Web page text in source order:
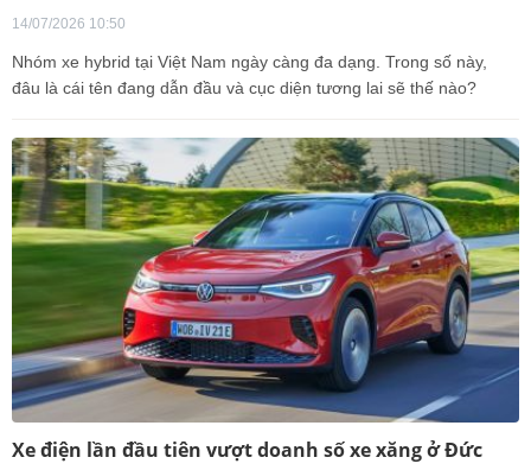
14/07/2026 10:50
Nhóm xe hybrid tại Việt Nam ngày càng đa dạng. Trong số này,
đâu là cái tên đang dẫn đầu và cục diện tương lai sẽ thế nào?
Xe điện lần đầu tiên vượt doanh số xe xăng ở Đức